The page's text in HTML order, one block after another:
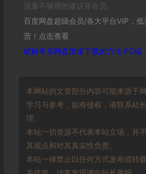
流量不够用的建议开会员
百度网盘超级会员/各大平台VIP，
营！点击查看
破解夸克网盘限速下载的方法 PC端
本网站的文章部分内容可能来源于
学习与参考，如有侵权，请联系站
理。
本站一切资源不代表本站立场，并
其观点和对其真实性负责。
本站一律禁止以任何方式发布或转